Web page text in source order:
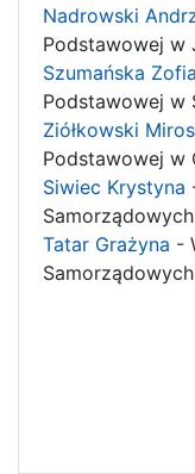
Nadrowski
Podstawowej w
Szumańska Zofia
Podstawowej w
Ziółkowski
Podstawowej w
Siwiec Krystyna
Tatar Grażyna -